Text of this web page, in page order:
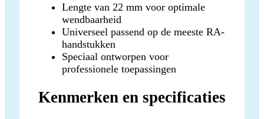
Lengte van 22 mm voor optimale
wendbaarheid
Universeel passend op de meeste RA-
handstukken
Speciaal ontworpen voor
professionele toepassingen
Kenmerken en specificaties